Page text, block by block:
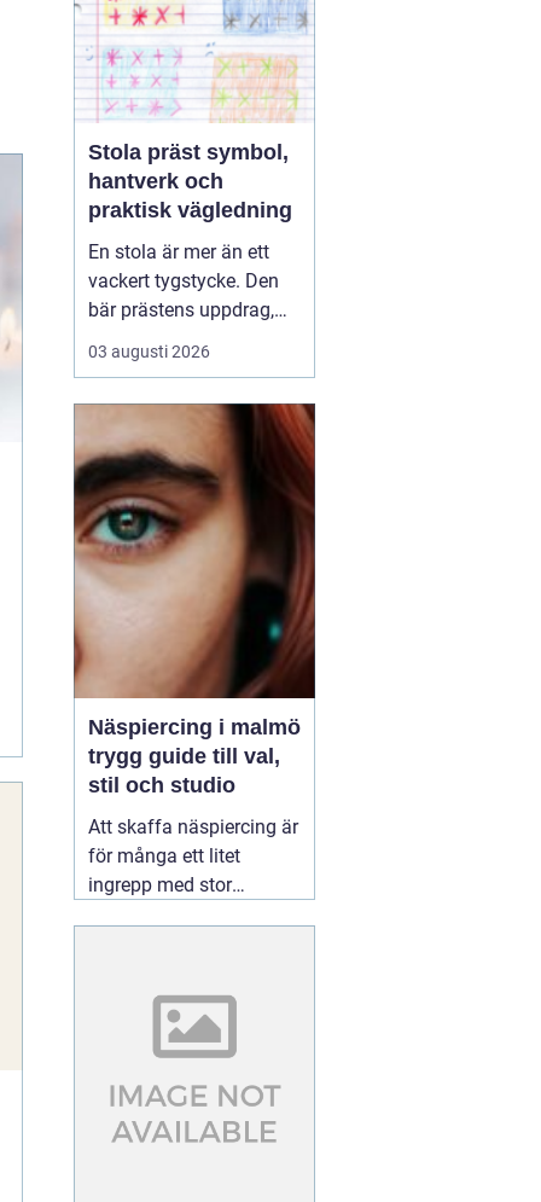
Stola präst symbol,
hantverk och
praktisk vägledning
En stola är mer än ett
vackert tygstycke. Den
bär prästens uppdrag,
kyrkans tradition och
församlingens bön på
kyrkor är stolan det
tydligaste tecknet på den
vigning och tjänst som
prästen bär. Samtidigt är
den ett bruksföremål
so...
03 augusti 2026
Näspiercing i malmö
trygg guide till val,
stil och studio
Att skaffa näspiercing är
för många ett litet
ingrepp med stor
medan en mer
iögonfallande ring kan
ge ett tydligt uttryck av
stil och attityd. För den
som söker 01 augusti
2026